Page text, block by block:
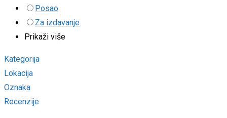
Posao
Za izdavanje
Prikaži više
Kategorija
Lokacija
Oznaka
Recenzije